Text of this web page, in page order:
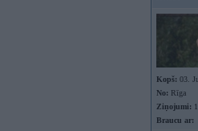
Kopš: 03.
No: Rīga
Ziņojumi:
Braucu ar: